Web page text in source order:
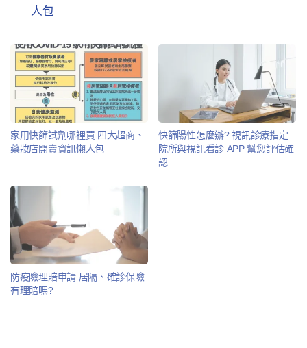
人包
家用快篩試劑哪裡買 四大超商、
藥妝店開賣資訊懶人包
快篩陽性怎麼辦? 視訊診療指定
院所與視訊看診 APP 幫您評估確
認
防疫險理賠申請 居隔、確診保險
有理賠嗎?